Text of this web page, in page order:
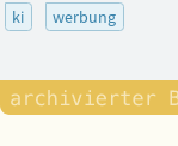
ki werbung